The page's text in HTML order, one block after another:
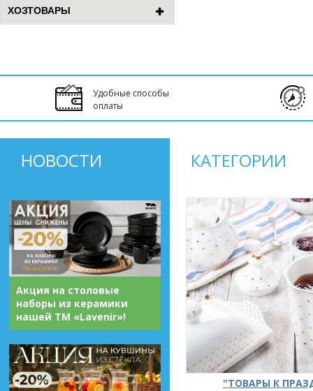
ХОЗТОВАРЫ
Удобные способы
оплаты
НОВОСТИ
Акция на столовые
наборы из керамики
нашей ТМ «Lavenir»!
КАТЕГОРИИ
"ТОВАРЫ К